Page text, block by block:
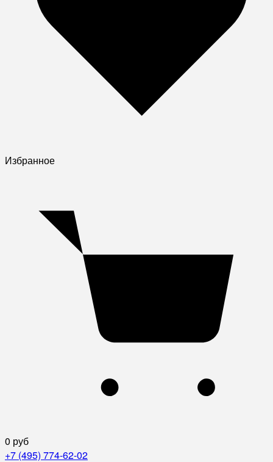
Избранное
0 руб
+7 (495) 774-62-02